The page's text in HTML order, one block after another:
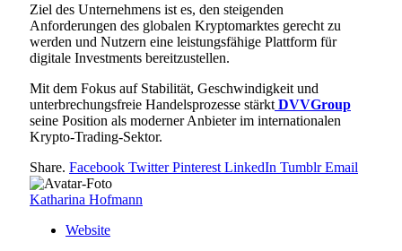
Ziel des Unternehmens ist es, den steigenden
Anforderungen des globalen Kryptomarktes gerecht zu
werden und Nutzern eine leistungsfähige Plattform für
digitale Investments bereitzustellen.
Mit dem Fokus auf Stabilität, Geschwindigkeit und
unterbrechungsfreie Handelsprozesse stärkt DVVGroup
seine Position als moderner Anbieter im internationalen
Krypto-Trading-Sektor.
Share. Facebook Twitter Pinterest LinkedIn Tumblr Email
Katharina Hofmann
Website